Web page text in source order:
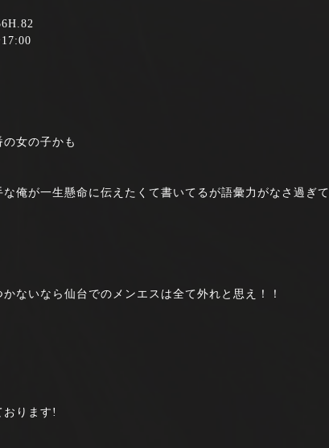
女の子かも
俺が一生懸命に伝えたくて書いてるが語彙力がなさ過ぎて
ないなら仙台でのメンエスは全て外れと思え！！
おります!